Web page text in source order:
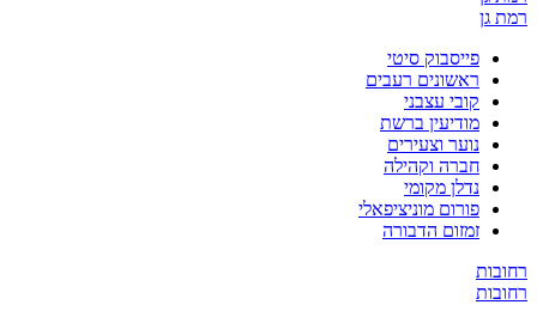
פייסבוק סיטי
ראשונים רעבים
קובי עצבני
מודיעין ברשת
נוער וצעירים
חברה וקהילה
נדלן מקומי
פורום מוניציפאלי
זמזום הדבורה